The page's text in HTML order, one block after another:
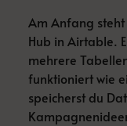
Am Anfang
Hub in Airtable.
mehrere
funktioniert wie
speicherst du